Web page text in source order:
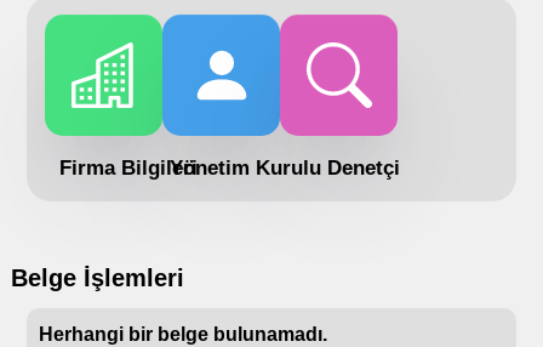
Firma BilgileriYönetim Kurulu Denetçi
Belge İşlemleri
Herhangi bir belge bulunamadı.